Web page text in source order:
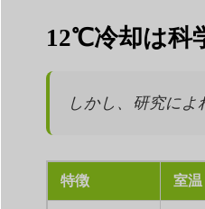
12℃冷却は科
しかし、研究に
特徴 室温